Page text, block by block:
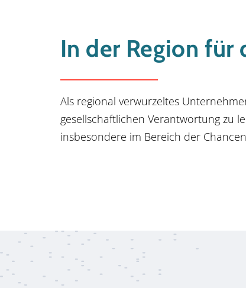
In der Region für
Als regional verwurzeltes
gesellschaftlichen Verantwortung zu
insbesondere im Bereich der